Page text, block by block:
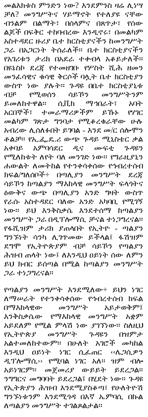
መልእክቱስ ምንድን ነው? እንደምንስ ዛሬ ሊነሣ
ቻለ? መንግሥትና ሃይማኖት የተለያዩ ናቸው
ብንልም በልማት፣ በሰላምና በጸጥታ፣ የሰው
ልጆች በፍቅር ተከባብረው እንዲኖሩ፣ በመልካም
አስተዳደር ዙሪያ ቤተ ክርስቲያናችን ከመንግሥት
ጋራ በአጋርነት ትሰራለች፡፡ ቤተ ክርስቲያናችን
የአገሪቱን ታሪክ በአደራ ተቀብላ አቆይታለች፡፡
በዩኔስኮ ደረጃ የተመዘገቡ የሦስት ሺሕ ዘመን
መንፈሳዊና ቁሳዊ ቅርሶች ባሏት ቤተ ክርስቲያን
ውስጥ ነው ያሉት፡፡ ጉዳዩ በቤተ ክርስቲያኒቱ
ብቻ የሚወሰን ሳይኾን መንግሥትንም
ይመለከተዋል፡፡ ሲቪክ ማኅበራት፣ አባት
አርበኞች፣ ተመራማሪዎችም ይኹኑ የሃገር
መልካም ገጽታ ግንባታ የሚቆረቁራቸው ሁሉ
አብረው ሊሰለፉበት ይገባል - እንደ መ/ር ሰሎሞን
ቶልቻ፡፡ የኢ.ፌ.ዴ.ሪ ውጭ ጉዳይ ሚኒስቴር ቃል
አቀባይ አምባሳደር ዲና ሙፍቲ ጉዳዩን
የሚለከቱት ለየት ባለ መንገድ ነው፡፡ የግራዚያኒን
ሐውልት ለመትከል የተንቀሳቀሰው የኅብረተሰብ
ክፍል/ግለሰቦች÷ በጣሊያን መንግሥት ደረጃ
ሳይኾን ከጣልያን ማእከላዊ መንግሥት ፍላጎትና
ዕውቅና ውጭ በጣሊያን አንድ ግዛት ውስጥ
የራሱ አስተዳደር ባለው አንድ አካባቢ የሚገኝ
ነው፡፡ ይህ እንቅስቃሴ እንደተሰማ ከጣልያን
መንግሥት ጋራ በዲፕሎማሲ ቻናል ተነጋግረናል፡፡
የፋሺዝም ታሪክ ያጠላበት የኢትዮ - ጣልያን
ግንኙነት ሳንካ ሊገጥመው ይችላል፤ ፋሽዝም
ደግሞ የኢትዮጵያም ብቻ ሳይኾን የጣልያን
ሕዝብ ጠላት ነው፤ ለእንዲህ ዐይነት ሰው ለምን
ይህ ክብር ይሰጣል በሚል ከጣልያን መንግሥት
ጋራ ተነጋግረናል፡፡
የጣልያን መንግሥት እንደሚለው÷ ይህን ነገር
ለማሠራት የተንቀሳቀሰው የኅብረተሰብ ክፍል
በማእከላዊው መንግሥት አይታወቅም፤
እንቅስቃሴው የማእከላዊ መንግሥት አቋም
አይደለም የሚል ምላሽ ነው ያገኘነው፡፡ ስለዚህ
የኢትዮጵያ መንግሥት ጉዳዩን በዝምታ
አልተመለከተውም፡፡ በሁለት አገሮች መካከል
እንዲህ ዐይነት ነገር ሲፈጠር ‹‹ሌጋሲዎን
ዲፕሎማሲ›› የሚባል ነገር አለ፡፡ ዝም ብሎ
አይነገርም፡፡ መጀመሪያ ውይይት ይደረጋል፡፡
ንግግርና መግባባት ይደረጋል፤ በሂደት ነው፡፡ ጉዳዩ
የኢትጵያን ሕዝብ እንደሚያስቆጣ፣ የሁለትዮሽ
ግንኙነቱንም እንደሚጎዳ በእኛ ኤምባሲ በኩል
ለጣልያን መንግሥት ተገልጾልታል፡፡